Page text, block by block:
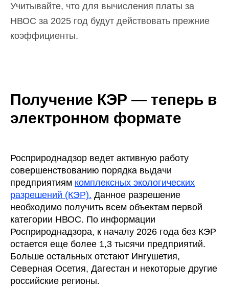
Учитывайте, что для вычисления платы за
НВОС за 2025 год будут действовать прежние
коэффициенты.
Получение КЭР — теперь в
электронном формате
Росприроднадзор ведет активную работу
совершенствованию порядка выдачи
предприятиям комплексных экологических
разрешений (КЭР). Данное разрешение
необходимо получить всем объектам первой
категории НВОС. По информации
Росприроднадзора, к началу 2026 года без КЭР
остается еще более 1,3 тысячи предприятий.
Больше остальных отстают Ингушетия,
Северная Осетия, Дагестан и некоторые другие
российские регионы.